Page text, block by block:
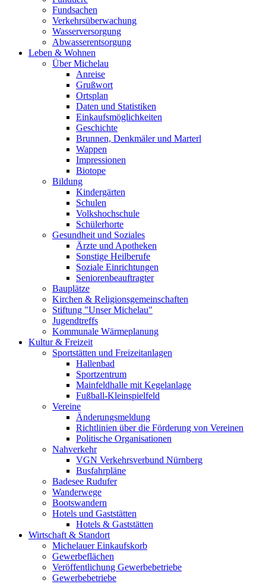
Fundsachen
Verkehrsüberwachung
Wasserversorgung
Abwasserentsorgung
Leben & Wohnen
Über Michelau
Anreise
Grußwort
Ortsplan
Daten und Statistiken
Einkaufsmöglichkeiten
Geschichte
Brunnen, Denkmäler und Marterl
Wappen
Impressionen
Biotope
Bildung
Kindergärten
Schulen
Volkshochschule
Schülerhorte
Gesundheit und Soziales
Ärzte und Apotheken
Sonstige Heilberufe
Soziale Einrichtungen
Seniorenbeauftragter
Bauplätze
Kirchen & Religionsgemeinschaften
Stiftung "Unser Michelau"
Jugendtreffs
Kommunale Wärmeplanung
Kultur & Freizeit
Sportstätten und Freizeitanlagen
Hallenbad
Sportzentrum
Mainfeldhalle mit Kegelanlage
Fußball-Kleinspielfeld
Vereine
Änderungsmeldung
Richtlinien über die Förderung von Vereinen
Politische Organisationen
Nahverkehr
VGN Verkehrsverbund Nürnberg
Busfahrpläne
Badesee Rudufer
Wanderwege
Bootswandern
Hotels und Gaststätten
Hotels & Gaststätten
Wirtschaft & Standort
Michelauer Einkaufskorb
Gewerbeflächen
Veröffentlichung Gewerbebetriebe
Gewerbebetriebe